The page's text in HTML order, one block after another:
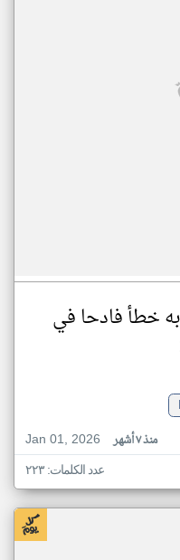
خطأ فادحا في
Jan 01, 2026
منذ ٧ أشهر
عدد الكلمات: ٢٢٣